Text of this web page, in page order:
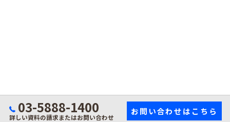
03-5888-1400
詳しい資料の請求またはお問い合わせ
お問い合わせはこちら